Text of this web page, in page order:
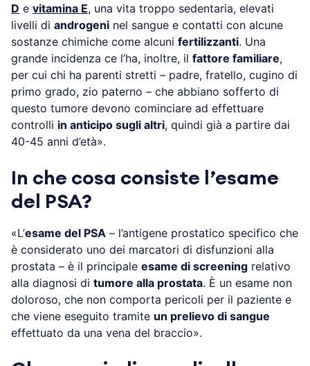
D e vitamina E, una vita troppo sedentaria, elevati
livelli di androgeni nel sangue e contatti con alcune
sostanze chimiche come alcuni fertilizzanti. Una
grande incidenza ce l’ha, inoltre, il fattore familiare,
per cui chi ha parenti stretti – padre, fratello, cugino di
primo grado, zio paterno – che abbiano sofferto di
questo tumore devono cominciare ad effettuare
controlli in anticipo sugli altri, quindi già a partire dai
40-45 anni d’età».
In che cosa consiste l’esame
del PSA?
«L’esame del PSA – l’antigene prostatico specifico che
è considerato uno dei marcatori di disfunzioni alla
prostata – è il principale esame di screening relativo
alla diagnosi di tumore alla prostata. È un esame non
doloroso, che non comporta pericoli per il paziente e
che viene eseguito tramite un prelievo di sangue
effettuato da una vena del braccio».